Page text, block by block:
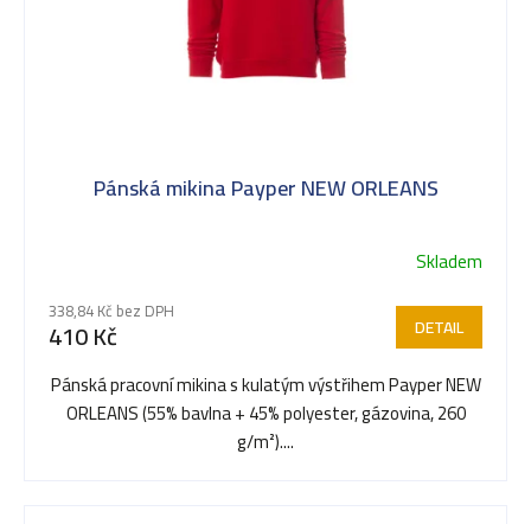
Pánská mikina Payper NEW ORLEANS
Skladem
338,84 Kč bez DPH
410 Kč DETAIL
Pánská pracovní mikina s kulatým výstřihem Payper NEW
ORLEANS (55% bavlna + 45% polyester, gázovina, 260
g/m²)....